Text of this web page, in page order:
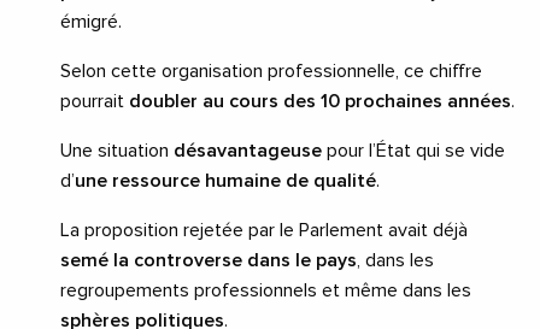
émigré.
Selon cette organisation professionnelle, ce chiffre
pourrait doubler au cours des 10 prochaines années.
Une situation désavantageuse pour l’État qui se vide
d’une ressource humaine de qualité.
La proposition rejetée par le Parlement avait déjà
semé la controverse dans le pays , dans les
regroupements professionnels et même dans les
sphères politiques.